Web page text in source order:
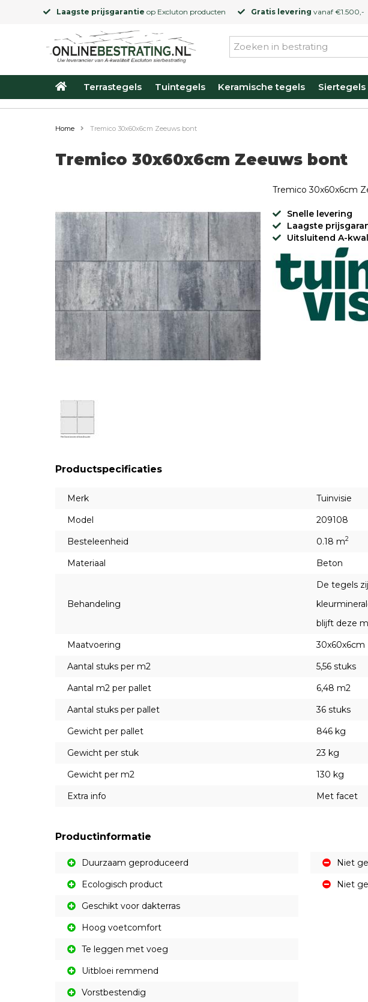
Laagste prijsgarantie op Excluton producten Gratis levering vanaf €1.500,-
Terrastegels Tuintegels Keramische tegels Siertegels
Home Tremico 30x60x6cm Zeeuws bont
Tremico 30x60x6cm Zeeuws bont
Tremico 30x60x6cm
Snelle levering
Laagste
Uitsluitend A-
Productspecificaties
Merk
Tuinvisie
Model
209108
Besteleenheid
0.18 m2
Materiaal Beton
Behandeling
De tegels
blijft deze
Maatvoering
30x60x6cm
Aantal stuks per m2
5,56 stuks
Aantal m2 per pallet
6,48 m2
Aantal stuks per pallet
36 stuks
Gewicht per pallet
846 kg
Gewicht per stuk
23 kg
Gewicht per m2
130 kg
Extra info
Met facet
Productinformatie
Duurzaam geproduceerd
Ecologisch product
Geschikt voor dakterras
Hoog voetcomfort
Te leggen met voeg
Uitbloei remmend
Vorstbestendig
Niet
Niet